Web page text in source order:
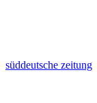
süddeutsche zeitung